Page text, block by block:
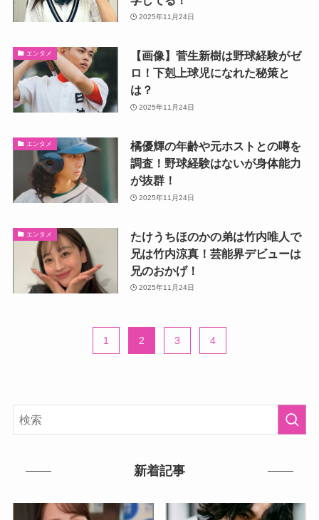
2025年11月24日
エンタメ
【画像】菅生新樹は野球経験がゼ
ロ！下剋上球児になれた秘策と
は？
2025年11月24日
エンタメ
橘優輝の年齢や元ホストとの噂を
調査！野球経験はないが身体能力
が抜群！
2025年11月24日
エンタメ
たけうちほのかの弟は竹内唯人で
兄は竹内涼真！芸能界デビューは
兄のおかげ！
2025年11月24日
1 2 3 4
新着記事